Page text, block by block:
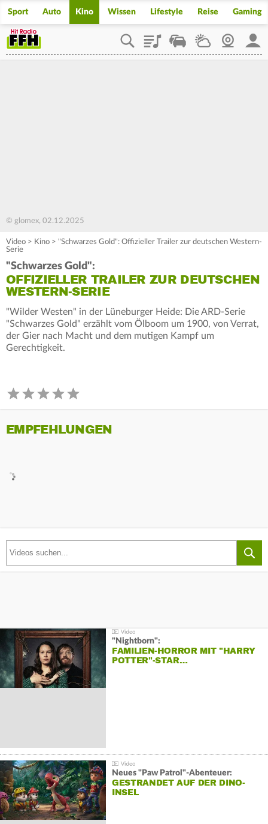
Sport Auto Kino Wissen Lifestyle Reise Gaming
PlaylistStaupilotWetterWebcam
© glomex, 02.12.2025
Video > Kino > "Schwarzes Gold": Offizieller Trailer zur deutschen Western-
Serie
"Schwarzes Gold":
OFFIZIELLER TRAILER ZUR DEUTSCHEN
WESTERN-SERIE
"Wilder Westen" in der Lüneburger Heide: Die ARD-Serie
"Schwarzes Gold" erzählt vom Ölboom um 1900, von Verrat,
der Gier nach Macht und dem mutigen Kampf um
Gerechtigkeit.
EMPFEHLUNGEN
"Nightborn":
FAMILIEN-HORROR MIT "HARRY
POTTER"-STAR…
Neues "Paw Patrol"-Abenteuer:
GESTRANDET AUF DER DINO-
INSEL